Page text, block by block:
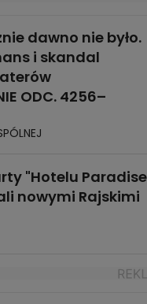
dawno nie było.
i skandal
4256–
"Hotelu Paradise
nowymi Rajskimi